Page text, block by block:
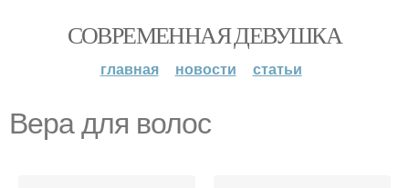
СОВРЕМЕННАЯ ДЕВУШКА
главная новости статьи
Вера для волос